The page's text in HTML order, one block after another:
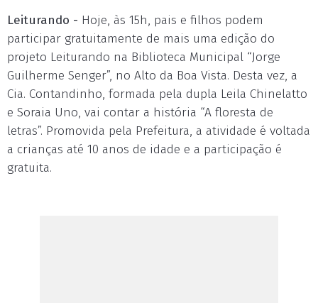
Leiturando - Hoje, às 15h, pais e filhos podem
participar gratuitamente de mais uma edição do
projeto Leiturando na Biblioteca Municipal “Jorge
Guilherme Senger”, no Alto da Boa Vista. Desta vez, a
Cia. Contandinho, formada pela dupla Leila Chinelatto
e Soraia Uno, vai contar a história “A floresta de
letras”. Promovida pela Prefeitura, a atividade é voltada
a crianças até 10 anos de idade e a participação é
gratuita.